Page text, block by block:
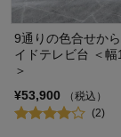
9通りの色合せか
イドテレビ台 ＜
＞
¥53,900
（税込）
(2)